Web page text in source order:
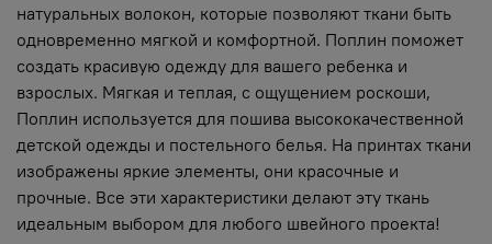
натуральных волокон, которые позволяют ткани быть
одновременно мягкой и комфортной. Поплин поможет
создать красивую одежду для вашего ребенка и
взрослых. Мягкая и теплая, с ощущением роскоши,
Поплин используется для пошива высококачественной
детской одежды и постельного белья. На принтах ткани
изображены яркие элементы, они красочные и
прочные. Все эти характеристики делают эту ткань
идеальным выбором для любого швейного проекта!